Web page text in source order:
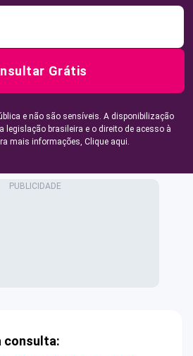
Grátis
e não são sensíveis. A disponibilização
legislação brasileira e o direito de acesso à
mais informações, Clique aqui.
consulta: